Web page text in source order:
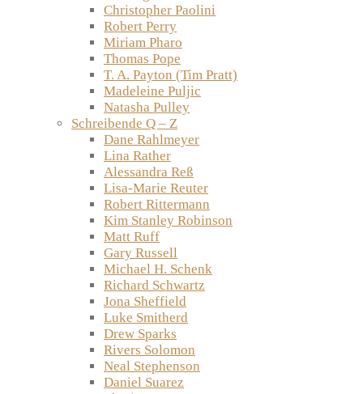
Christopher Paolini
Robert Perry
Miriam Pharo
Thomas Pope
T. A. Payton (Tim Pratt)
Madeleine Puljic
Natasha Pulley
Schreibende Q – Z
Dane Rahlmeyer
Lina Rather
Alessandra Reß
Lisa-Marie Reuter
Robert Rittermann
Kim Stanley Robinson
Matt Ruff
Gary Russell
Michael H. Schenk
Richard Schwartz
Jona Sheffield
Luke Smitherd
Drew Sparks
Rivers Solomon
Neal Stephenson
Daniel Suarez